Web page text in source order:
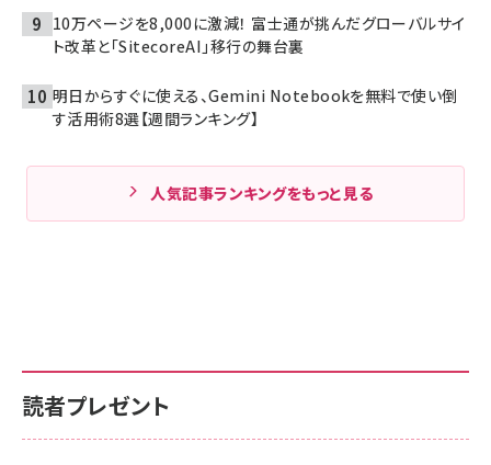
10万ページを8,000に激減！ 富士通が挑んだグローバルサイ
ト改革と「SitecoreAI」移行の舞台裏
明日からすぐに使える、Gemini Notebookを無料で使い倒
す活用術8選【週間ランキング】
人気記事ランキングをもっと見る
読者プレゼント